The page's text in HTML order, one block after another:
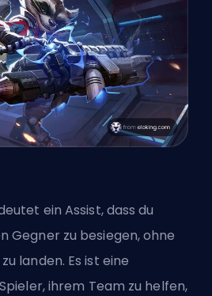
ein Assist, dass du
Gegner zu besiegen, ohne
landen. Es ist eine
ihrem Team zu helfen,